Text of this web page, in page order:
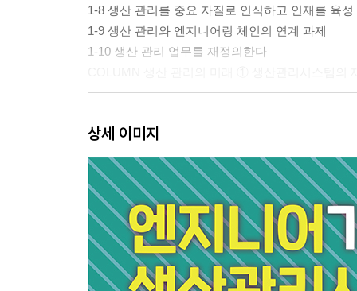
1-8 생산 관리를 중요 자질로 인식하고 인재를 육성
1-9 생산 관리와 엔지니어링 체인의 연계 과제
1-10 생산 관리 업무를 재정의한다
2-1 생산 관리의 목적은 공장의 수익성을 높이는 것
2-2 생산 매니지먼트와 공정 관리, 구매 관리를 식
2-3 생산 매니지먼트 업무는 계획, 자재 소요량 계
2-4 제조·공정 관리에서 관리해야 하는 것은 지시,
2-5 구매·발주·납기 관리와 소싱을 식별한다
2-6 생산 활동의 수지를 관리하는 원가 관리
2-7 생산 관리 관련 주변 업무와 그 연관성
상세 이미지